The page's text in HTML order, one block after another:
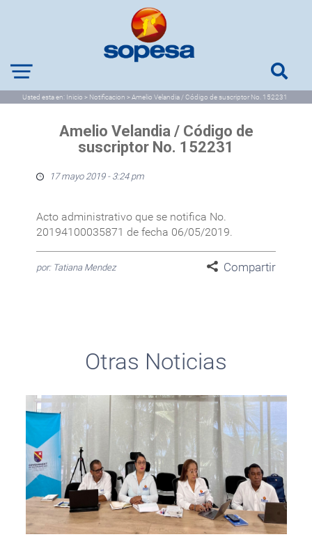
Usted esta en: Inicio > Notificacion > Amelio Velandia / Código de suscriptor No. 152231
Amelio Velandia / Código de
suscriptor No. 152231
17 mayo 2019 - 3:24 pm
Acto administrativo que se notifica No.
20194100035871 de fecha 06/05/2019.
por: Tatiana Mendez Compartir
Otras Noticias